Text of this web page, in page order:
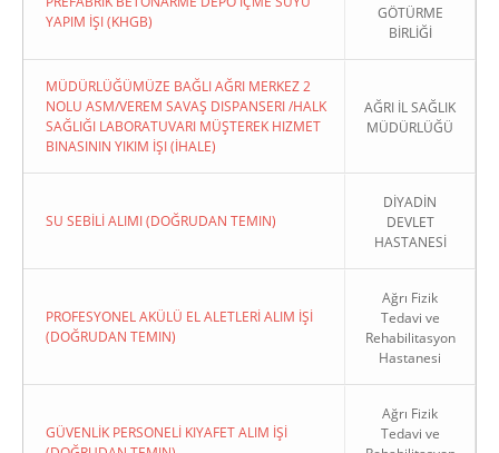
YAPIM İŞI (KHGB)
GÖTÜRME
BİRLİĞİ
MÜDÜRLÜĞÜMÜZE BAĞLI AĞRI MERKEZ 2
NOLU ASM/VEREM SAVAŞ DISPANSERI /HALK
SAĞLIĞI LABORATUVARI MÜŞTEREK HIZMET
BINASININ YIKIM İŞI (İHALE)
AĞRI İL SAĞLIK
MÜDÜRLÜĞÜ
SU SEBİLİ ALIMI (DOĞRUDAN TEMIN)
DİYADİN
DEVLET
HASTANESİ
PROFESYONEL AKÜLÜ EL ALETLERİ ALIM İŞİ
(DOĞRUDAN TEMIN)
Ağrı Fizik
Tedavi ve
Rehabilitasyon
Hastanesi
GÜVENLİK PERSONELİ KIYAFET ALIM İŞİ
Ağrı Fizik
Tedavi ve